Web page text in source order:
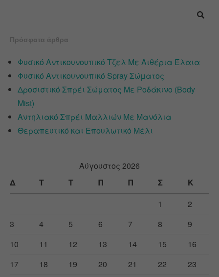
Πρόσφατα άρθρα
Φυσικό Αντικουνουπικό Τζελ Με Αιθέρια Έλαια
Φυσικό Αντικουνουπικό Spray Σώματος
Δροσιστικό Σπρέι Σώματος Με Ροδάκινο (Body
Mist)
Αντηλιακό Σπρέι Μαλλιών Με Μανόλια
Θεραπευτικό και Επουλωτικό Μέλι
Αύγουστος 2026
Δ
Τ Τ Π Π Σ
Κ
1
2
3
4 5 6 7 8
9
10
11 12 13 14 15
16
17
18 19 20 21 22 23